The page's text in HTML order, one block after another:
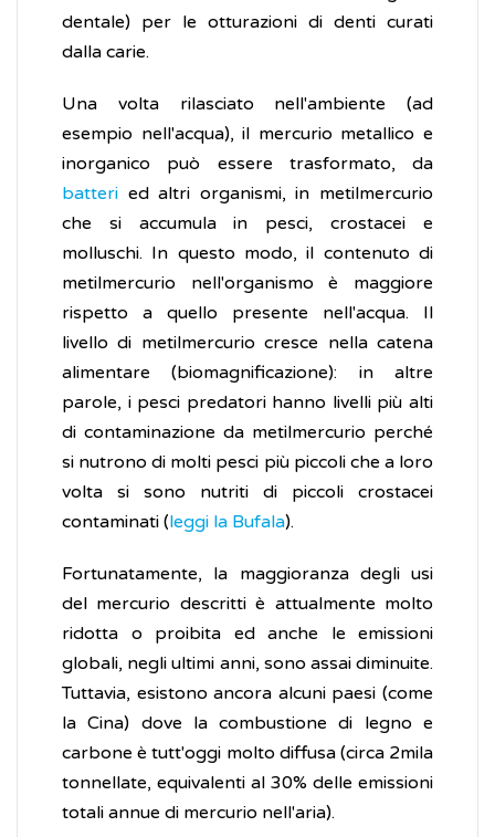
dentale) per le otturazioni di denti curati
dalla carie.
Una volta rilasciato nell'ambiente (ad
esempio nell'acqua), il mercurio metallico e
inorganico può essere trasformato, da
batteri ed altri organismi, in metilmercurio
che si accumula in pesci, crostacei e
molluschi. In questo modo, il contenuto di
metilmercurio nell'organismo è maggiore
rispetto a quello presente nell'acqua. Il
livello di metilmercurio cresce nella catena
alimentare (biomagnificazione): in altre
parole, i pesci predatori hanno livelli più alti
di contaminazione da metilmercurio perché
si nutrono di molti pesci più piccoli che a loro
volta si sono nutriti di piccoli crostacei
contaminati (leggi la Bufala).
Fortunatamente, la maggioranza degli usi
del mercurio descritti è attualmente molto
ridotta o proibita ed anche le emissioni
globali, negli ultimi anni, sono assai diminuite.
Tuttavia, esistono ancora alcuni paesi (come
la Cina) dove la combustione di legno e
carbone è tutt'oggi molto diffusa (circa 2mila
tonnellate, equivalenti al 30% delle emissioni
totali annue di mercurio nell'aria).